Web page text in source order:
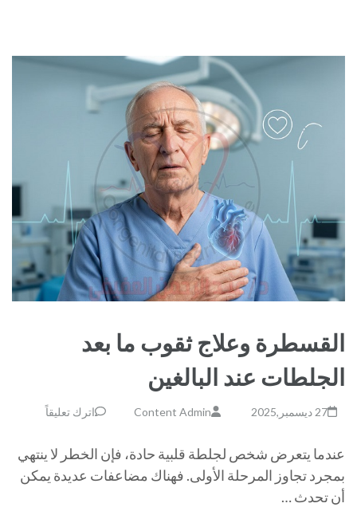
القسطرة وعلاج ثقوب ما بعد
الجلطات عند البالغين
27 ديسمبر,2025 Content Admin اترك تعليقاً
عندما يتعرض شخص لجلطة قلبية حادة، فإن الخطر لا ينتهي
بمجرد تجاوز المرحلة الأولى. فهناك مضاعفات عديدة يمكن
أن تحدث …